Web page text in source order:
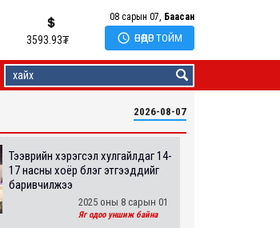
3593.93₮
08 сарын 07, Баасан
 ӨНӨӨДӨР ТОЙМ
2026-08-07
Тээврийн хэрэгсэл хулгайлдаг 14-
17 насны хоёр бүлэг этгээдүүдийг
баривчилжээ
2025 оны 8 сарын 01
Яг одоо уншиж байна